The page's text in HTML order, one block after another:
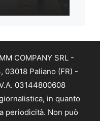
COMPANY SRL -
03018 Paliano (FR) -
03144800608
in quanto
periodicità. Non può